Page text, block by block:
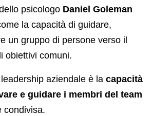
psicologo Daniel Goleman
la capacità di guidare,
un gruppo di persone verso il
obiettivi comuni.
aziendale è la capacità
e guidare i membri del team
condivisa.